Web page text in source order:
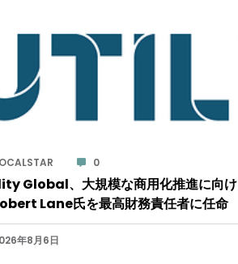
0
Global、大規模な商用化推進に向け
Lane氏を最高財務責任者に任命
年8月6日